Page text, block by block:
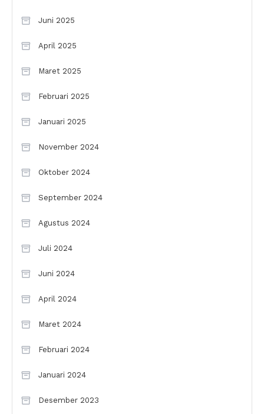
Juni 2025
April 2025
Maret 2025
Februari 2025
Januari 2025
November 2024
Oktober 2024
September 2024
Agustus 2024
Juli 2024
Juni 2024
April 2024
Maret 2024
Februari 2024
Januari 2024
Desember 2023